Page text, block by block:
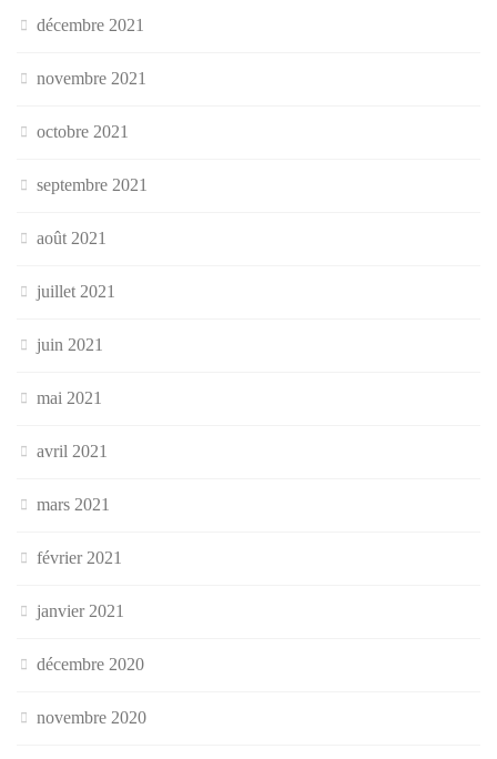
décembre 2021
novembre 2021
octobre 2021
septembre 2021
août 2021
juillet 2021
juin 2021
mai 2021
avril 2021
mars 2021
février 2021
janvier 2021
décembre 2020
novembre 2020